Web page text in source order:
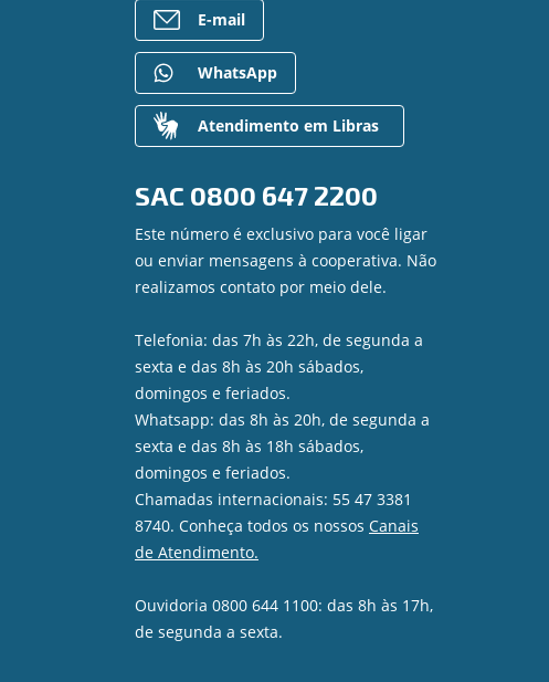
E-mail
WhatsApp
Atendimento em Libras
SAC 0800 647 2200
Este número é exclusivo para você ligar
ou enviar mensagens à cooperativa. Não
realizamos contato por meio dele.
Telefonia: das 7h às 22h, de segunda a
sexta e das 8h às 20h sábados,
domingos e feriados.
Whatsapp: das 8h às 20h, de segunda a
sexta e das 8h às 18h sábados,
domingos e feriados.
Chamadas internacionais: 55 47 3381
8740. Conheça todos os nossos Canais
de Atendimento.
Ouvidoria 0800 644 1100: das 8h às 17h,
de segunda a sexta.